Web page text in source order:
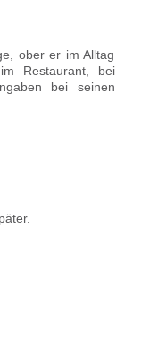
ober er im Alltag
Restaurant, bei
bei seinen